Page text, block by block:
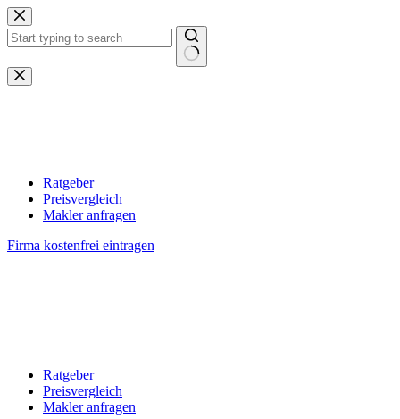
Zum
Inhalt
springen
Keine
Ergebnisse
Ratgeber
Preisvergleich
Makler anfragen
Firma kostenfrei eintragen
Ratgeber
Preisvergleich
Makler anfragen